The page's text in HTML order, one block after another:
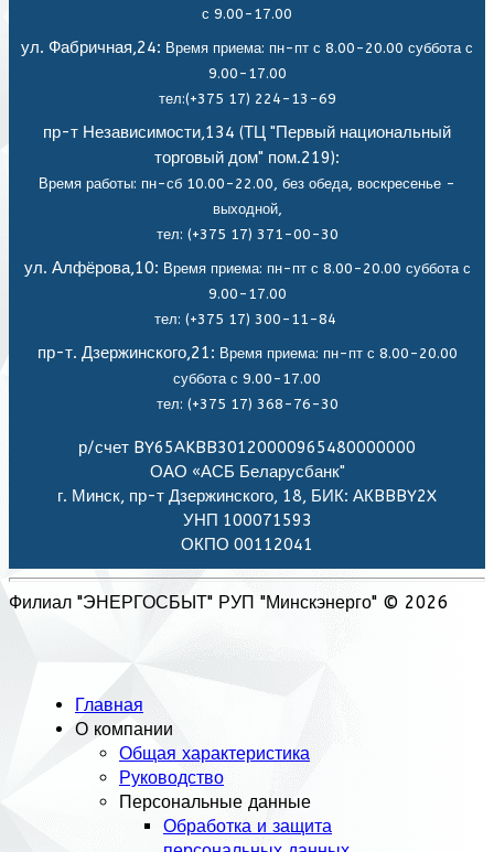
с 9.00-17.00
ул. Фабричная,24: Время приема: пн-пт с 8.00-20.00 суббота с
9.00-17.00
тел:(+375 17) 224-13-69
пр-т Независимости,134 (ТЦ "Первый национальный
торговый дом" пом.219):
Время работы: пн-сб 10.00-22.00, без обеда, воскресенье -
выходной,
тел: (+375 17) 371-00-30
ул. Алфёрова,10: Время приема: пн-пт с 8.00-20.00 суббота с
9.00-17.00
тел: (+375 17) 300-11-84
пр-т. Дзержинского,21: Время приема: пн-пт с 8.00-20.00
суббота с 9.00-17.00
тел: (+375 17) 368-76-30
р/счет BY65AKBB30120000965480000000
ОАО «АСБ Беларусбанк"
г. Минск, пр-т Дзержинского, 18, БИК: АКBBBY2X
УНП 100071593
ОКПО 00112041
Филиал "ЭНЕРГОСБЫТ" РУП "Минскэнерго" © 2026
Главная
О компании
Общая характеристика
Руководство
Персональные данные
Обработка и защита